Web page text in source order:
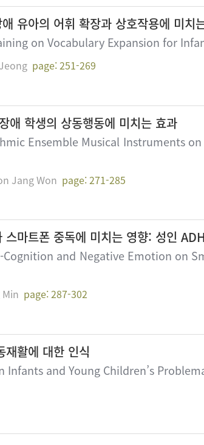
유아의 어휘 확장과 상호작용에 미치
on Vocabulary Expansion for
page: 251-269
애 학생의 상동행동에 미치는 효과
Ensemble Musical Instruments
Jang Won page: 271-285
스마트폰 중독에 미치는 영향: 성인
and Negative Emotion on
page: 287-302
재활에 대한 인식
Infants and Young Children’s